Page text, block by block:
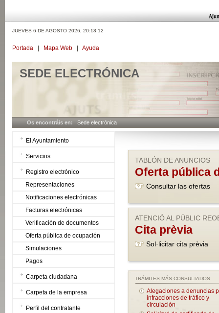
JUEVES 6 DE AGOSTO 2026, 20:18:12
Portada Mapa Web Ayuda
SEDE ELECTRÓNICA
Os encontráis en: Sede electrónica
El Ayuntamiento
Servicios
Registro electrónico
Representaciones
Notificaciones electrónicas
Facturas electrónicas
Verificación de documentos
Oferta pública de ocupación
Simulaciones
Pagos
Carpeta ciudadana
Carpeta de la empresa
Perfil del contratante
TABLÓN DE ANUNCIOS
Oferta pública
Consultar las ofertas
ATENCIÓ AL PÚBLIC
Cita prèvia
Sol·licitar cita prèvia
TRÁMITES MÁS CONSULTADOS
Alegaciones a denuncias
infracciones de tráfico y
circulación